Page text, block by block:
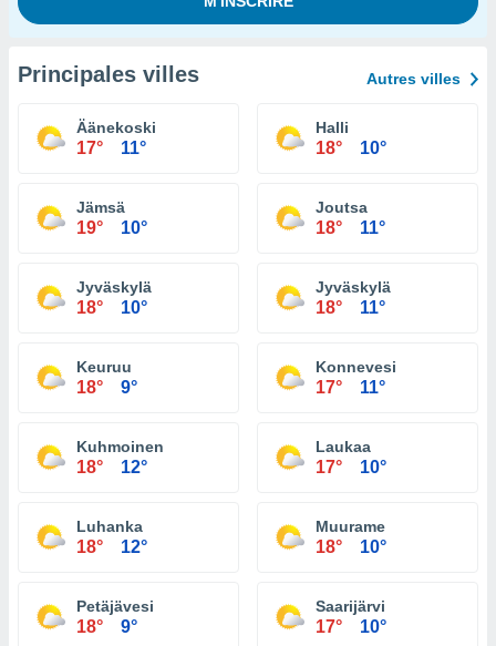
Principales villes Autres villes
Äänekoski
17° 11°
Halli
18° 10°
Jämsä
19° 10°
Joutsa
18° 11°
Jyväskylä
18° 10°
Jyväskylä
18° 11°
Keuruu
18° 9°
Konnevesi
17° 11°
Kuhmoinen
18° 12°
Laukaa
17° 10°
Luhanka
18° 12°
Muurame
18° 10°
Petäjävesi
18° 9°
Saarijärvi
17° 10°